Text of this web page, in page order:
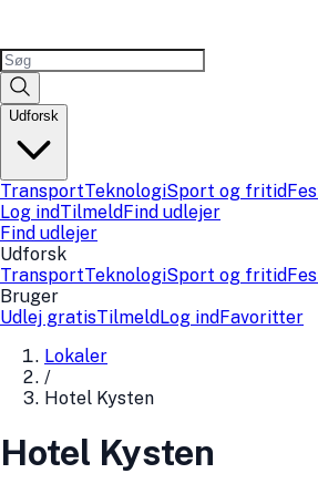
Udforsk
TransportTeknologiSport og fritid
Log indTilmeldFind udlejer
Find udlejer
Udforsk
TransportTeknologiSport og fritid
Bruger
Udlej gratisTilmeldLog indFavoritter
Lokaler
/
Hotel Kysten
Hotel Kysten